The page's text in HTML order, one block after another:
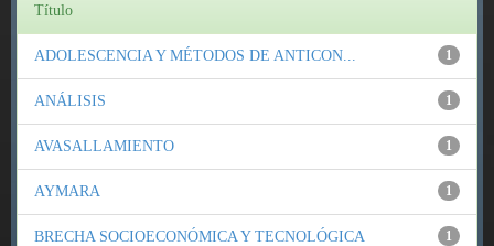
Título
1
ADOLESCENCIA Y MÉTODOS DE ANTICON...
1
ANÁLISIS
1
AVASALLAMIENTO
1
AYMARA
1
BRECHA SOCIOECONÓMICA Y TECNOLÓGICA